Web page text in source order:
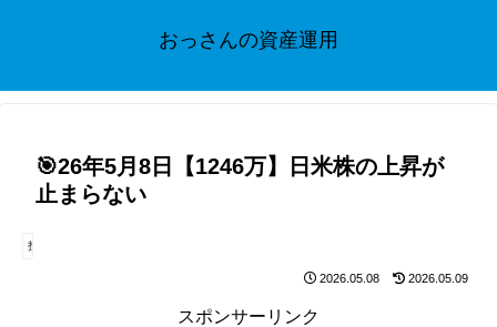
おっさんの資産運用
🎯26年5月8日【1246万】日米株の上昇が
止まらない
投資
2026.05.08 2026.05.09
スポンサーリンク